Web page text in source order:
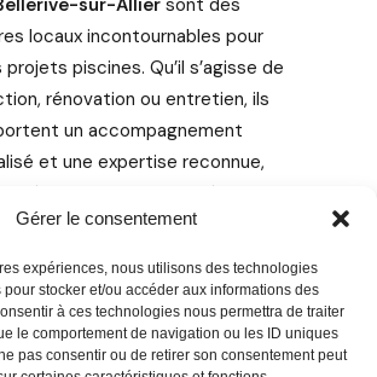
Gérer le consentement
expériences, nous utilisons des technologies
stocker et/ou accéder aux informations des
à ces technologies nous permettra de traiter
le comportement de navigation ou les ID uniques
pas consentir ou de retirer son consentement peut
locaux incontournables pour
piscines. Qu’il s’agisse de
rénovation ou entretien, ils
un accompagnement
et une expertise reconnue,
la réussite et la durabilité de
N’hésitez pas à les
pour un devis ou un conseil
votre situation.